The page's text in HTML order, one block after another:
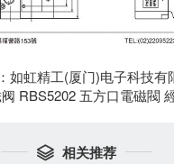
如虹精工(厦门)电子科技有
RBS5202 五方口電磁閥
 相关推荐